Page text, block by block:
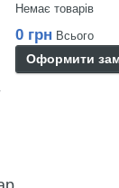
Немає товарів
0 грн Всього
Оформити